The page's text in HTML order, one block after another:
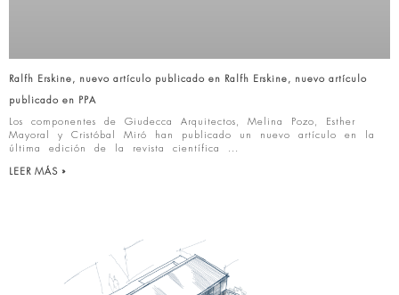
Ralfh Erskine, nuevo artículo publicado en Ralfh Erskine, nuevo artículo
publicado en PPA
Los componentes de Giudecca Arquitectos, Melina Pozo, Esther
Mayoral y Cristóbal Miró han publicado un nuevo artículo en la
última edición de la revista científica
LEER MÁS »